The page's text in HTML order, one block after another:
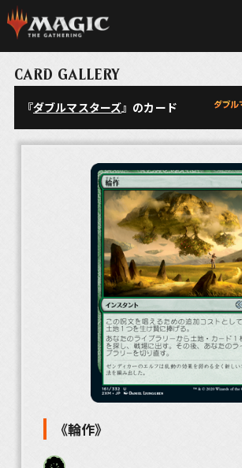
CARD GALLERY
『ダブルマスターズ』のカード
《輪作》